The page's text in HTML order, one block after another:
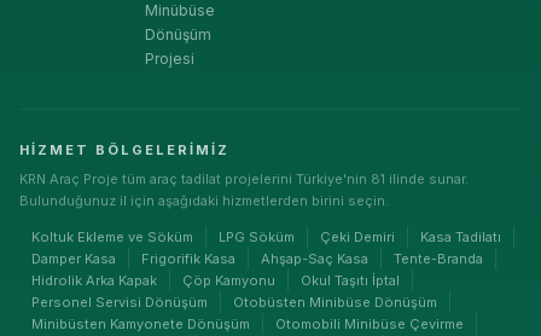
Minübüse
Dönüşüm
Projesi
HIZMET BÖLGELERIMIZ
KRN Araç Proje tüm araç tadilat projelerini Türkiye'nin 81 ilinde sunar.
Bulunduğunuz il için aşağıdaki hizmetlerden birini seçin.
Koltuk Ekleme ve Söküm LPG Söküm Çeki Demiri
Kasa Tadilatı
Damper Kasa
Frigorifik Kasa Ahşap-Saç Kasa
Tente-Branda
Hidrolik Arka Kapak
Çöp Kamyonu
Okul Taşıtı İptal
Personel Servisi Dönüşüm
Otobüsten Minibüse Dönüşüm
Minibüsten Kamyonete Dönüşüm
Otomobili Minibüse Çevirme